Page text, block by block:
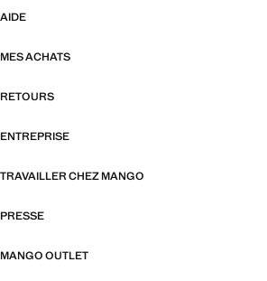
AIDE
MES ACHATS
RETOURS
ENTREPRISE
TRAVAILLER CHEZ MANGO
PRESSE
MANGO OUTLET